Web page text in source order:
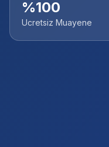
%100
Ucretsiz Muayene